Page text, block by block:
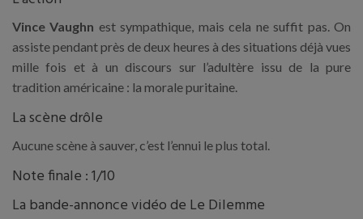
Vince Vaughn est sympathique, mais cela ne suffit pas. On
assiste pendant près de deux heures à des situations déjà vues
mille fois et à un discours sur l’adultère issu de la pure
tradition américaine : la morale puritaine.
La scène drôle
Aucune scène à sauver, c’est l’ennui le plus total.
Note finale : 1/10
La bande-annonce vidéo de Le Dilemme